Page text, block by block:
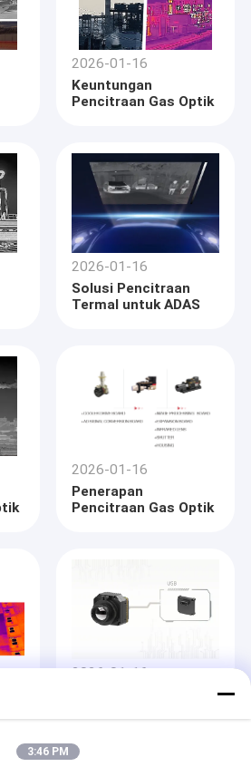
2026-01-16
Keuntungan
Pencitraan Gas Optik
2026-01-16
Solusi Pencitraan
Termal untuk ADAS
2026-01-16
Penerapan
Pencitraan Gas Optik
2026-01-16
termal
berkomitmen untuk pengembangan
terus-menerus produk inframerah dan
inti yang komprehensif,
3:46 PM